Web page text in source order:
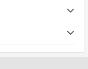
านมิตร
นมิตร